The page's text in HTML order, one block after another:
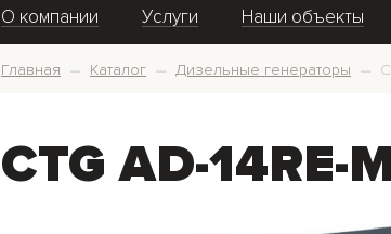
О компании Услуги Наши объекты
Главная — Каталог — Дизельные генераторы —
CTG AD-14RE-